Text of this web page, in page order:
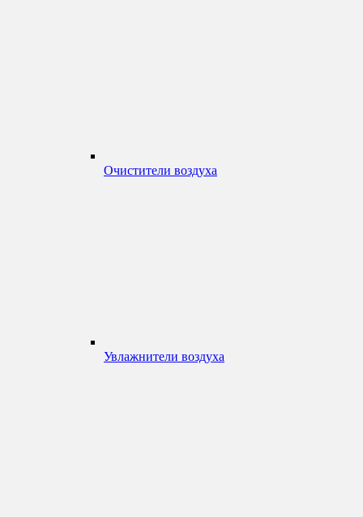
Очистители воздуха
Увлажнители воздуха